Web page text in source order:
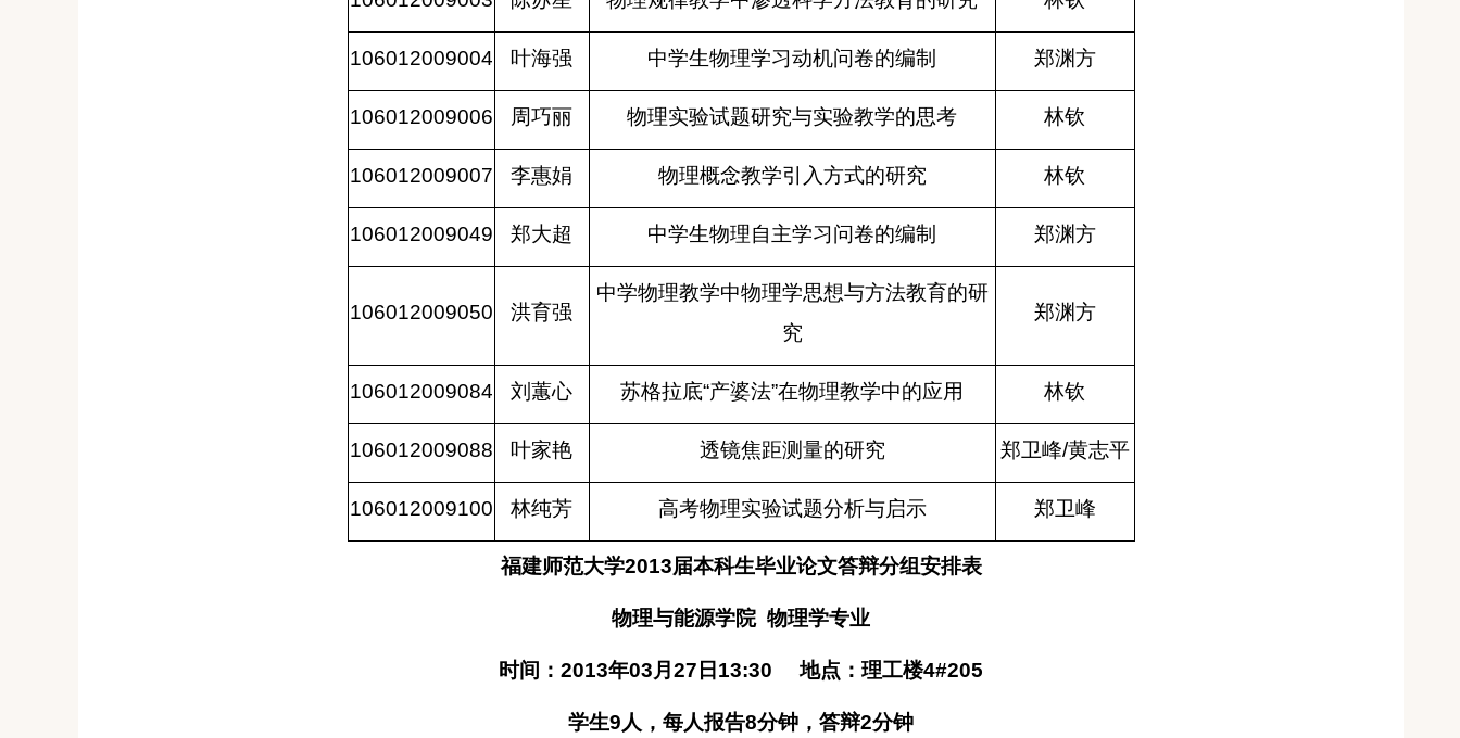
106012009004 叶海强 中学生物理学习动机问卷的编制 郑渊方
106012009006 周巧丽 物理实验试题研究与实验教学的思考 林钦
106012009007 李惠娟 物理概念教学引入方式的研究 林钦
106012009049 郑大超 中学生物理自主学习问卷的编制 郑渊方
106012009050 洪育强
中学物理教学中物理学思想与方法教育的研
究
郑渊方
106012009084 刘蕙心 苏格拉底“产婆法”在物理教学中的应用 林钦
106012009088 叶家艳 透镜焦距测量的研究 郑卫峰/黄志平
106012009100 林纯芳 高考物理实验试题分析与启示 郑卫峰
福建师范大学2013届本科生毕业论文答辩分组安排表
物理与能源学院 物理学专业
时间： 2013年03月 27 日 13:30 地点：理工楼4#205
学生9人，每人报告8分钟，答辩2分钟